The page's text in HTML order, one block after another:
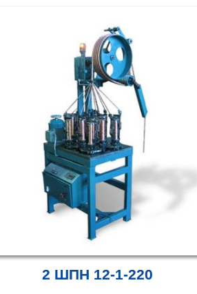
2 ШПН 12-1-220